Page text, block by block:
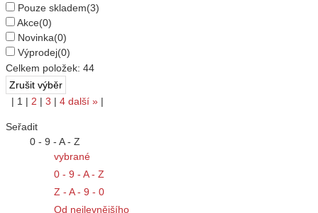
Pouze skladem(3)
Akce(0)
Novinka(0)
Výprodej(0)
Celkem položek: 44
| 1 | 2 | 3 | 4 další » |
Seřadit
0 - 9 - A - Z
vybrané
0 - 9 - A - Z
Z - A - 9 - 0
Od nejlevnějšího